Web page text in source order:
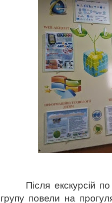
Після екскурсій по
групу повели на